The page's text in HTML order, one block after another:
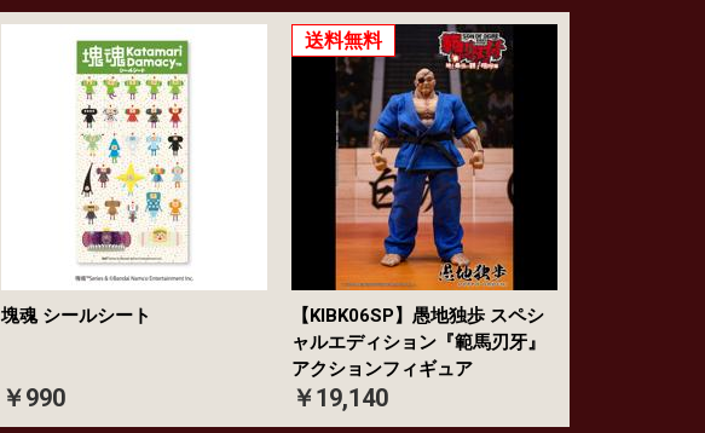
塊魂 シールシート
￥990
送料無料
【KIBK06SP】愚地独歩 スペシ
ャルエディション『範馬刃牙』
アクションフィギュア
￥19,140